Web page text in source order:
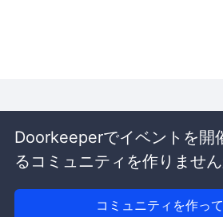
Doorkeeperでイベントを開
るコミュニティを作りません
コミュニティを作っ